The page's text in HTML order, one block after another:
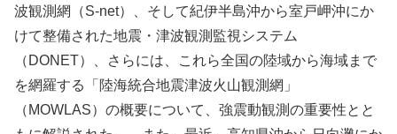
波観測網（S-net）、そして紀伊半島沖から室戸岬沖にか
けて整備された地震・津波観測監視システム
（DONET）、さらには、これら全国の陸域から海域まで
を網羅する「陸海統合地震津波火山観測網」
（MOWLAS）の概要について、強震動観測の重要性とと